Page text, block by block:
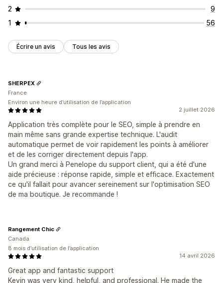
2
9
1
56
Écrire un avis Tous les avis
2 juillet 2026
Application très complète pour le SEO, simple à prendre en
main même sans grande expertise technique. L'audit
automatique permet de voir rapidement les points à améliorer
et de les corriger directement depuis l'app.
Un grand merci à Penelope du support client, qui a été d'une
aide précieuse : réponse rapide, simple et efficace. Exactement
ce qu'il fallait pour avancer sereinement sur l'optimisation SEO
de ma boutique. Je recommande !
SHERPEX
France
Environ une heure d’utilisation de l’application
14 avril 2026
Great app and fantastic support
Kevin was very kind, helpful, and professional. He made the
Rangement Chic
Canada
8 mois d’utilisation de l’application